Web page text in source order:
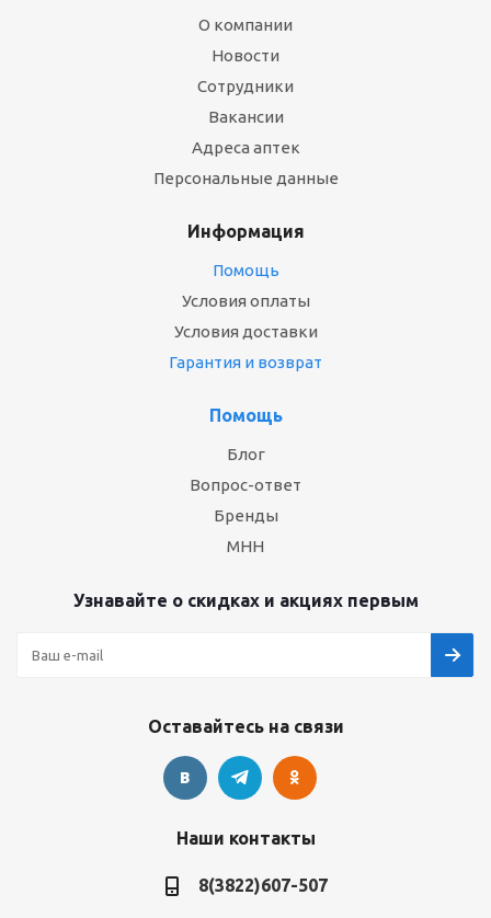
О компании
Новости
Сотрудники
Вакансии
Адреса аптек
Персональные данные
Информация
Помощь
Условия оплаты
Условия доставки
Гарантия и возврат
Помощь
Блог
Вопрос-ответ
Бренды
МНН
Узнавайте о скидках и акциях первым
Оставайтесь на связи
Наши контакты
8(3822)607-507